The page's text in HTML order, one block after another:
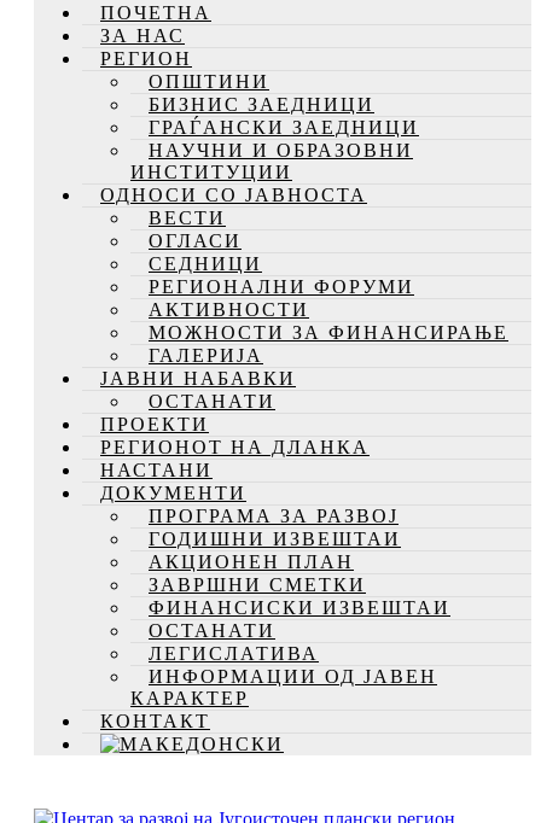
ПОЧЕТНА
ЗА НАС
РЕГИОН
ОПШТИНИ
БИЗНИС ЗАЕДНИЦИ
ГРАЃАНСКИ ЗАЕДНИЦИ
НАУЧНИ И ОБРАЗОВНИ
ИНСТИТУЦИИ
ОДНОСИ СО ЈАВНОСТА
ВЕСТИ
ОГЛАСИ
СЕДНИЦИ
РЕГИОНАЛНИ ФОРУМИ
АКТИВНОСТИ
МОЖНОСТИ ЗА ФИНАНСИРАЊЕ
ГАЛЕРИЈА
ЈАВНИ НАБАВКИ
ОСТАНАТИ
ПРОЕКТИ
РЕГИОНОТ НА ДЛАНКА
НАСТАНИ
ДОКУМЕНТИ
ПРОГРАМА ЗА РАЗВОЈ
ГОДИШНИ ИЗВЕШТАИ
АКЦИОНЕН ПЛАН
ЗАВРШНИ СМЕТКИ
ФИНАНСИСКИ ИЗВЕШТАИ
ОСТАНАТИ
ЛЕГИСЛАТИВА
ИНФОРМАЦИИ ОД ЈАВЕН
КАРАКТЕР
КОНТАКТ